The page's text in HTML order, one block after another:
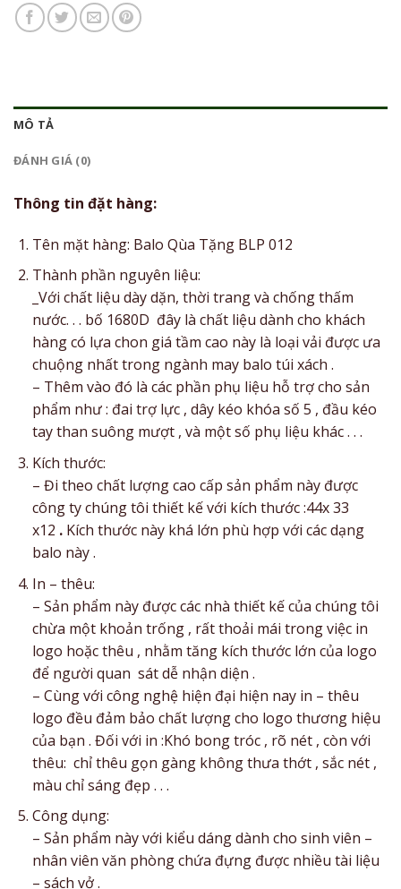
MÔ TẢ
ĐÁNH GIÁ (0)
Thông tin đặt hàng:
Tên mặt hàng: Balo Qùa Tặng BLP 012
Thành phần nguyên liệu:
_Với chất liệu dày dặn, thời trang và chống thấm
nước. . . bố 1680D đây là chất liệu dành cho khách
hàng có lựa chon giá tầm cao này là loại vải được ưa
chuộng nhất trong ngành may balo túi xách .
– Thêm vào đó là các phần phụ liệu hỗ trợ cho sản
phẩm như : đai trợ lực , dây kéo khóa số 5 , đầu kéo
tay than suông mượt , và một số phụ liệu khác . . .
Kích thước:
– Đi theo chất lượng cao cấp sản phẩm này được
công ty chúng tôi thiết kế với kích thước :44x 33
x12 . Kích thước này khá lớn phù hợp với các dạng
balo này .
In – thêu:
– Sản phẩm này được các nhà thiết kế của chúng tôi
chừa một khoản trống , rất thoải mái trong việc in
logo hoặc thêu , nhằm tăng kích thước lớn của logo
để người quan sát dễ nhận diện .
– Cùng với công nghệ hiện đại hiện nay in – thêu
logo đều đảm bảo chất lượng cho logo thương hiệu
của bạn . Đối với in :Khó bong tróc , rõ nét , còn với
thêu: chỉ thêu gọn gàng không thưa thớt , sắc nét ,
màu chỉ sáng đẹp . . .
Công dụng:
– Sản phẩm này với kiểu dáng dành cho sinh viên –
nhân viên văn phòng chứa đựng được nhiều tài liệu
– sách vở .